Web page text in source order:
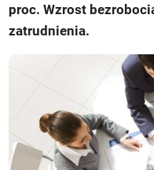
proc. Wzrost
zatrudnienia.